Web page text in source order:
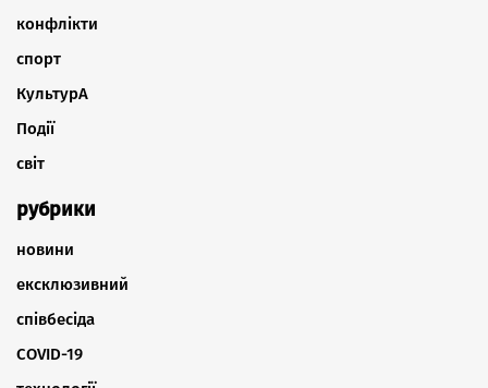
конфлікти
спорт
КультурА
Події
світ
рубрики
новини
ексклюзивний
співбесіда
COVID-19